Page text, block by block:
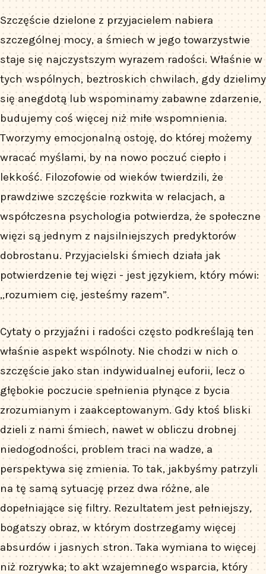
Szczęście dzielone z przyjacielem nabiera
szczególnej mocy, a śmiech w jego towarzystwie
staje się najczystszym wyrazem radości. Właśnie w
tych wspólnych, beztroskich chwilach, gdy dzielimy
się anegdotą lub wspominamy zabawne zdarzenie,
budujemy coś więcej niż miłe wspomnienia.
Tworzymy emocjonalną ostoję, do której możemy
wracać myślami, by na nowo poczuć ciepło i
lekkość. Filozofowie od wieków twierdzili, że
prawdziwe szczęście rozkwita w relacjach, a
współczesna psychologia potwierdza, że społeczne
więzi są jednym z najsilniejszych predyktorów
dobrostanu. Przyjacielski śmiech działa jak
potwierdzenie tej więzi - jest językiem, który mówi:
„rozumiem cię, jesteśmy razem”.
Cytaty o przyjaźni i radości często podkreślają ten
właśnie aspekt wspólnoty. Nie chodzi w nich o
szczęście jako stan indywidualnej euforii, lecz o
głębokie poczucie spełnienia płynące z bycia
zrozumianym i zaakceptowanym. Gdy ktoś bliski
dzieli z nami śmiech, nawet w obliczu drobnej
niedogodności, problem traci na wadze, a
perspektywa się zmienia. To tak, jakbyśmy patrzyli
na tę samą sytuację przez dwa różne, ale
dopełniające się filtry. Rezultatem jest pełniejszy,
bogatszy obraz, w którym dostrzegamy więcej
absurdów i jasnych stron. Taka wymiana to więcej
niż rozrywka; to akt wzajemnego wsparcia, który